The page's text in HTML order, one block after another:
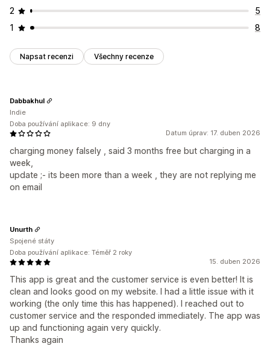
2
5
1
8
Napsat recenzi Všechny recenze
Datum úprav: 17. duben 2026
charging money falsely , said 3 months free but charging in a
week,
update ;- its been more than a week , they are not replying me
on email
Dabbakhul
Indie
Doba používání aplikace: 9 dny
15. duben 2026
This app is great and the customer service is even better! It is
clean and looks good on my website. I had a little issue with it
working (the only time this has happened). I reached out to
customer service and the responded immediately. The app was
up and functioning again very quickly.
Thanks again
Unurth
Spojené státy
Doba používání aplikace: Téměř 2 roky